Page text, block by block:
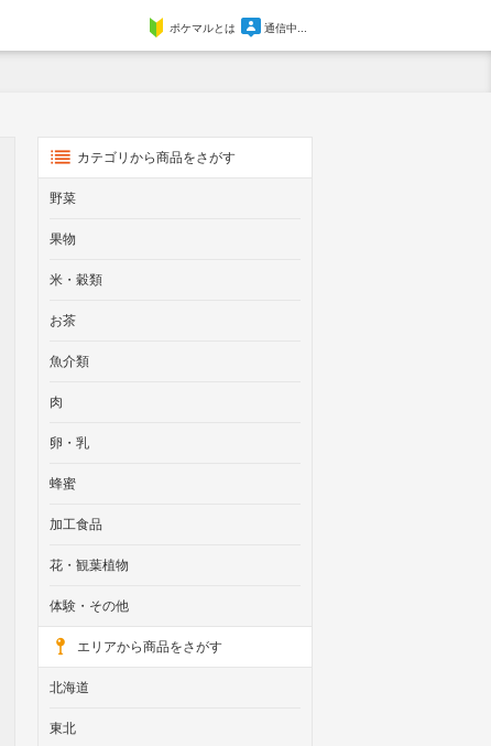
ポケマルとは 通信中...
カテゴリから商品をさがす
野菜
果物
米・穀類
お茶
魚介類
肉
卵・乳
蜂蜜
加工食品
花・観葉植物
体験・その他
エリアから商品をさがす
北海道
東北